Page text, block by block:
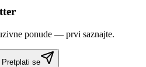
ponude — prvi saznajte.
Pretplati se